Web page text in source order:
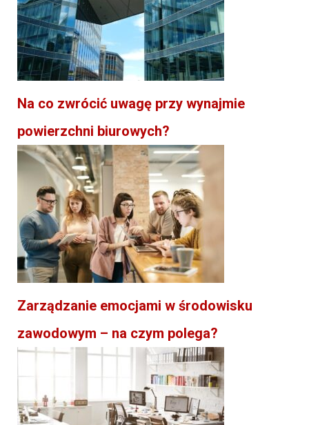
Na co zwrócić uwagę przy wynajmie
powierzchni biurowych?
Zarządzanie emocjami w środowisku
zawodowym – na czym polega?